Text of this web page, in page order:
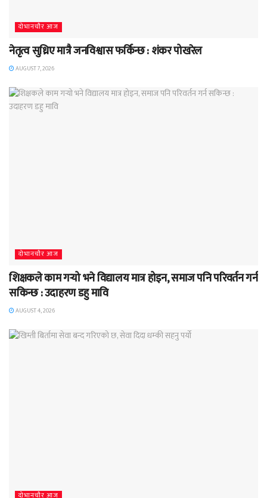
दाेभानचाैर आज
नेतृत्व सुध्रिए मात्रै जनविश्वास फर्किन्छ : शंकर पोखरेल
AUGUST 7, 2026
दाेभानचाैर आज
शिक्षकले काम गर्‍यो भने विद्यालय मात्र होइन, समाज पनि परिवर्तन गर्न
सकिन्छ : उदाहरण डहु मावि
AUGUST 4, 2026
दाेभानचाैर आज